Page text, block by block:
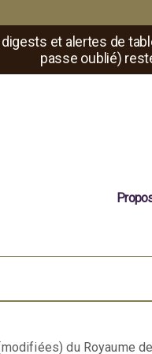
et alertes de
passe oublié)
du Royaume